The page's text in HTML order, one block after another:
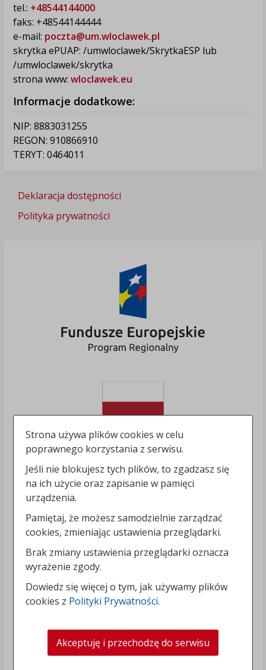
tel.: +48544144000
faks: +48544144444
e-mail: poczta@um.wloclawek.pl
skrytka ePUAP: /umwloclawek/SkrytkaESP lub
/umwloclawek/skrytka
strona www: wloclawek.eu
Informacje dodatkowe:
NIP: 8883031255
REGON: 910866910
TERYT: 0464011
Deklaracja dostępności
Polityka prywatności
Strona używa plików cookies w celu
poprawnego korzystania z serwisu.
Jeśli nie blokujesz tych plików, to zgadzasz się
na ich użycie oraz zapisanie w pamięci
urządzenia.
Pamiętaj, że możesz samodzielnie zarządzać
cookies, zmieniając ustawienia przeglądarki.
Brak zmiany ustawienia przeglądarki oznacza
wyrażenie zgody.
Dowiedz się więcej o tym, jak używamy plików
cookies z Polityki Prywatności.
Akceptuję i przechodzę do serwisu